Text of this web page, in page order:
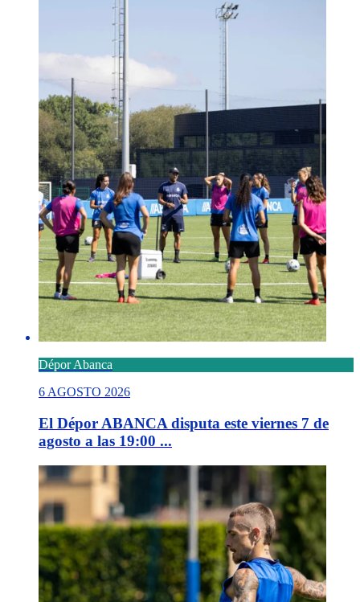
Dépor Abanca
6 AGOSTO 2026
El Dépor ABANCA disputa este viernes 7 de
agosto a las 19:00 ...